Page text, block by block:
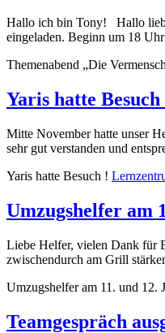
Hallo ich bin Tony! Hallo liebe
eingeladen. Beginn um 18
Themenabend „Die
Yaris hatte Besuch
Mitte November hatte unser
sehr gut verstanden und
Yaris hatte Besuch !
Umzugshelfer am
Liebe Helfer, vielen Dank für
zwischendurch am Grill
Umzugshelfer am 11. und 12.
Teamgespräch